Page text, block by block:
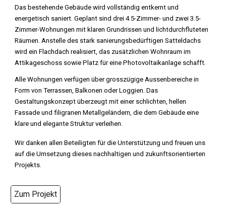
Das bestehende Gebäude wird vollständig entkernt und
energetisch saniert. Geplant sind drei 4.5-Zimmer- und zwei 3.5-
Zimmer-Wohnungen mit klaren Grundrissen und lichtdurchfluteten
Räumen. Anstelle des stark sanierungsbedürftigen Satteldachs
wird ein Flachdach realisiert, das zusätzlichen Wohnraum im
Attikageschoss sowie Platz für eine Photovoltaikanlage schafft.
Alle Wohnungen verfügen über grosszügige Aussenbereiche in
Form von Terrassen, Balkonen oder Loggien. Das
Gestaltungskonzept überzeugt mit einer schlichten, hellen
Fassade und filigranen Metallgeländern, die dem Gebäude eine
klare und elegante Struktur verleihen.
Wir danken allen Beteiligten für die Unterstützung und freuen uns
auf die Umsetzung dieses nachhaltigen und zukunftsorientierten
Projekts.
Zum Projekt